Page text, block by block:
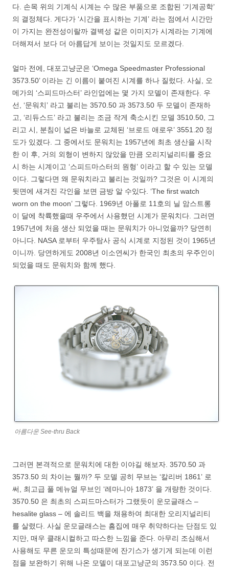
다. 손목 위의 기계식 시계는 수 많은 부품으로 조합된 ‘기계공학’
의 결정체다. 게다가 ‘시간을 표시하는 기계’ 라는 점에서 시간만
이 가지는 완전성이랄까 결벽성 같은 이미지가 시계라는 기계에
더해져서 보다 더 아름답게 보이는 것일지도 모르겠다.
얼마 전에, 대포고냥군은 ‘Omega Speedmaster Professional
3573.50’ 이라는 긴 이름이 붙여진 시계를 하나 질렀다. 사실, 오
메가의 ‘스피드마스터’ 라인업에는 몇 가지 모델이 존재한다. 우
선, ‘문워치’ 라고 불리는 3570.50 과 3573.50 두 모델이 존재하
고, ‘리듀스드’ 라고 불리는 조금 작게 축소시킨 모델 3510.50, 그
리고 시, 분침이 넓은 바늘로 교체된 ‘브로드 애로우’ 3551.20 정
도가 있겠다. 그 중에서도 문워치는 1957년에 최초 생산을 시작
한 이 후, 거의 외형이 변하지 않았을 만큼 오리지널리티를 중요
시 하는 시계이고 ‘스피드마스터의 원형’ 이라고 할 수 있는 모델
이다. 그렇다면 왜 문워치라고 불리는 것일까? 그것은 이 시계의
뒷면에 새겨진 각인을 보면 금방 알 수있다. ‘The first watch
worn on the moon’ 그렇다. 1969년 아폴로 11호의 닐 암스트롱
이 달에 착륙했을때 우주에서 사용했던 시계가 문워치다. 그러면
1957년에 처음 생산 되었을 때는 문워치가 아니었을까? 당연히
아니다. NASA 로부터 우주탐사 공식 시계로 지정된 것이 1965년
이니까. 당연하게도 2008년 이소연씨가 한국인 최초의 우주인이
되었을 때도 문워치와 함께 했다.
아름다운 See-thru Back
그러면 본격적으로 문워치에 대한 이야길 해보자. 3570.50 과
3573.50 의 차이는 뭘까? 두 모델 공히 무브는 ‘칼리버 1861’ 로
써, 최고급 풀 메뉴얼 무브인 ‘레마니아 1873’ 을 개량한 것이다.
3570.50 은 최초의 스피드마스터가 그랬듯이 운모글래스 –
hesalite glass – 에 솔리드 백을 채용하여 최대한 오리지널리티
를 살렸다. 사실 운모글래스는 흠집에 매우 취약하다는 단점도 있
지만, 매우 클래시컬하고 따스한 느낌을 준다. 아무리 조심해서
사용해도 무른 운모의 특성때문에 잔기스가 생기게 되는데 이런
점을 보완하기 위해 나온 모델이 대포고냥군의 3573.50 이다. 전